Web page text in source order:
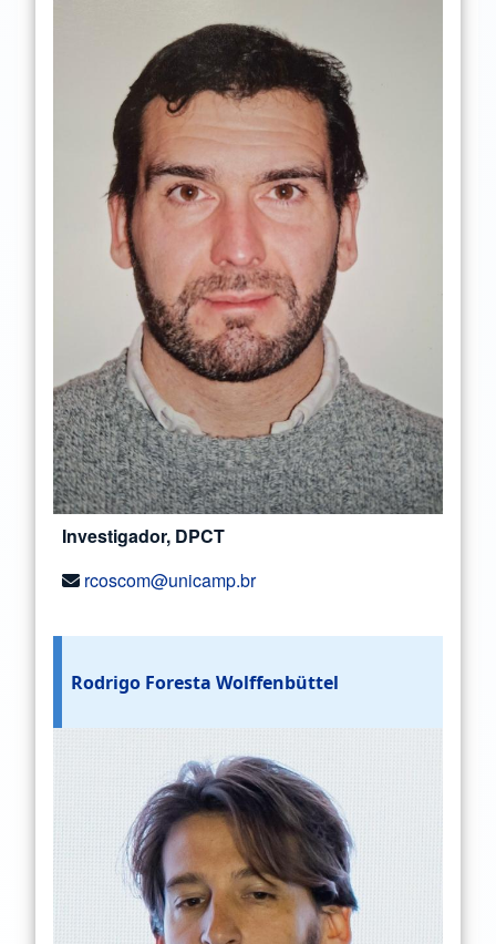
Investigador, DPCT
rcoscom@unicamp.br
Rodrigo Foresta Wolffenbüttel